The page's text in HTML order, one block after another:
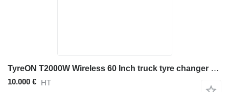
TyreON T2000W Wireless 60 Inch truck tyre changer 2-speed + TPH60T-1 1-
10.000 € HT